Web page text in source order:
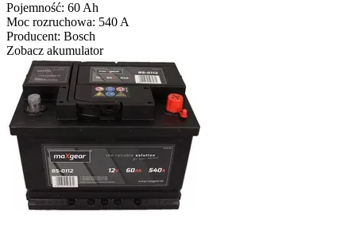
Pojemność: 60 Ah
Moc rozruchowa: 540 A
Producent: Bosch
Zobacz akumulator